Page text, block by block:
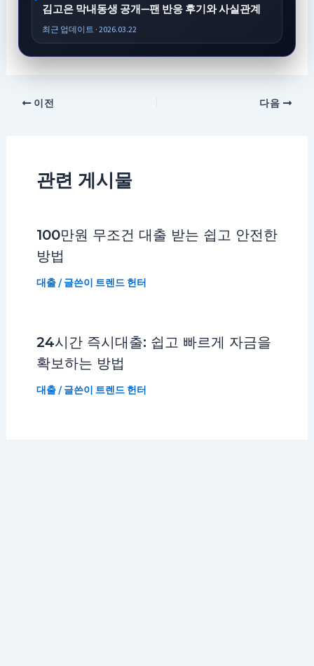
김고은 막내동생 공개—팬 반응 후기와 사실관계
최근 업데이트 · 2026.03.22
이전 다음
관련 게시물
100만원 무조건 대출 받는 쉽고 안전한
방법
대출/ 글쓴이 트렌드 헌터
24시간 즉시대출: 쉽고 빠르게 자금을
확보하는 방법
대출/ 글쓴이 트렌드 헌터